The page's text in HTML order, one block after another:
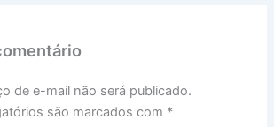
de e-mail não será publicado.
são marcados com *